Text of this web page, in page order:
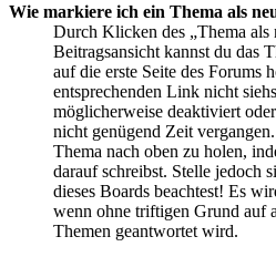
Wie markiere ich ein Thema als
Durch Klicken des „Thema
Beitragsansicht kannst du das
auf die erste Seite des Forums
entsprechenden Link nicht
möglicherweise deaktiviert
nicht genügend Zeit
Thema nach oben zu holen,
darauf schreibst. Stelle jedoch
dieses Boards beachtest! Es
wenn ohne triftigen Grund auf
Themen geantwortet wird.